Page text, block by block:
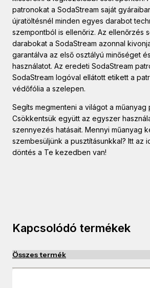
patronokat a SodaStream saját
újratöltésnél minden egyes darabot
szempontból is ellenőriz. Az ellenőrzés
darabokat a SodaStream azonnal
garantálva az első osztályú minőséget
használatot. Az eredeti SodaStream
SodaStream logóval ellátott etikett a
védőfólia a szelepen.
Segíts megmenteni a világot a műanyag
Csökkentsük együtt az egyszer
szennyezés hatásait. Mennyi műanyag
szembesüljünk a pusztításunkkal? Itt az
döntés a Te kezedben van!
Kapcsolódó termékek
Összes termék